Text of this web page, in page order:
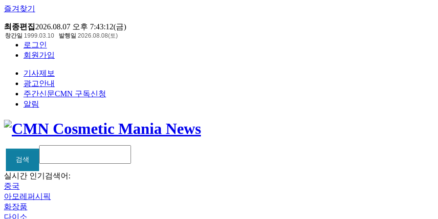
즐겨찾기
최종편집2026.08.07 오후 7:43:12(금)
로그인
회원가입
기사제보
광고안내
주간신문CMN 구독신청
알림
창간일 1999.03.10 발행일 2026.08.08(토)
검색
검색
실시간 인기검색어:
중국
아모레퍼시픽
화장품
다이소